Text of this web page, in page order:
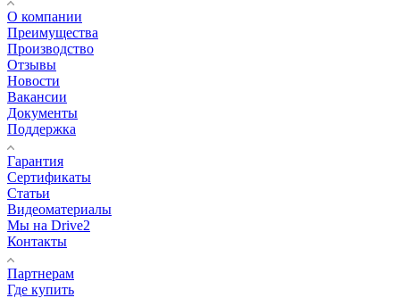
О компании
Преимущества
Производство
Отзывы
Новости
Вакансии
Документы
Поддержка
Гарантия
Сертификаты
Статьи
Видеоматериалы
Мы на Drive2
Контакты
Партнерам
Где купить